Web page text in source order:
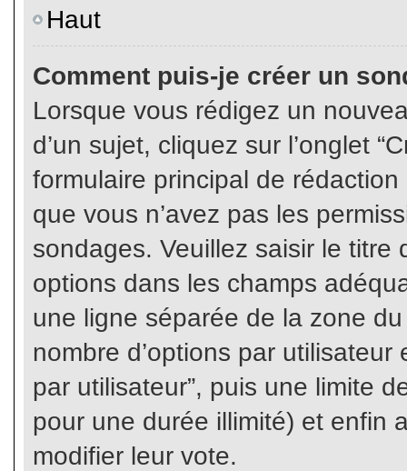
Haut
Comment puis-je créer un
Lorsque vous rédigez un
d’un sujet, cliquez sur l’onglet
formulaire principal de
que vous n’avez pas les
sondages. Veuillez saisir le
options dans les champs
une ligne séparée de la zone
nombre d’options par
par utilisateur”, puis une limite
pour une durée illimité) et enfin
modifier leur vote.